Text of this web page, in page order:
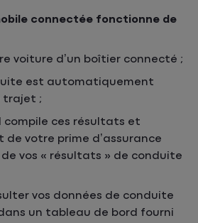
connectée fonctionne de
voiture d’un boîtier connecté ;
est automatiquement
trajet ;
compile ces résultats et
votre prime d’assurance
vos « résultats » de conduite
vos données de conduite
un tableau de bord fourni